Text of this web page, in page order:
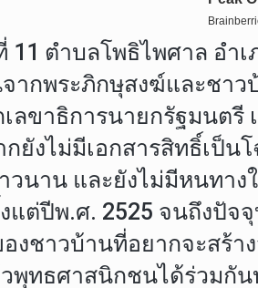
ตำบลโพธิไพศาล อำ
ากพระภิกษุสงฆ์และชา
ขาธิการนายกรัฐมนตรี
งไม่มีเอกสารสิทธิ์เป็น
นาน และยังไม่มีหนทา
ต่ปีพ.ศ. 2525 จนถึงปัจ
งชาวบ้านที่อยากจะสร้า
ทธศาสนิกชนได้ร่วมกัน